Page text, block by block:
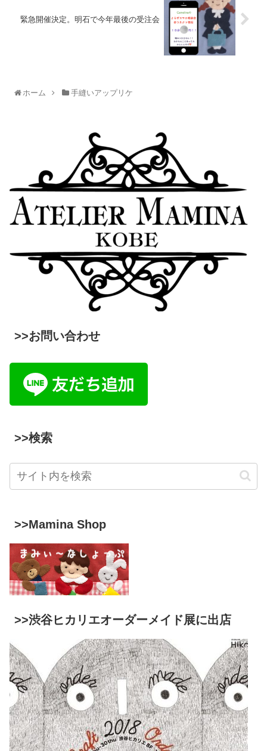
緊急開催決定。明石で今年最後の受注会
ホーム 手縫いアップリケ
>>お問い合わせ
>>検索
>>Mamina Shop
>>渋谷ヒカリエオーダーメイド展に出店